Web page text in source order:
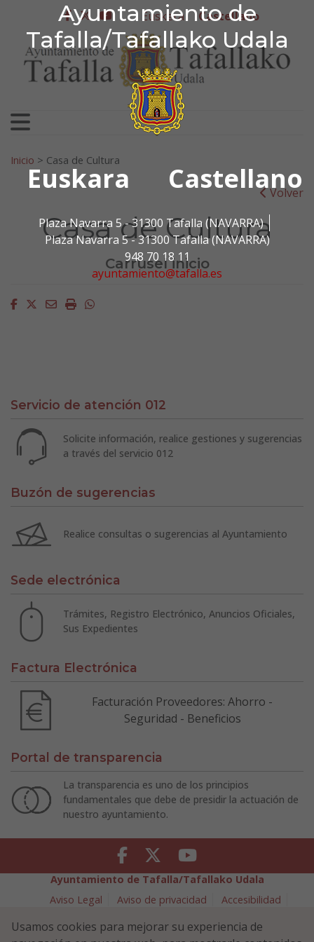
Ayuntamiento de
Tafalla/Tafallako Udala
Euskara Castellano
Plaza Navarra 5 - 31300 Tafalla (NAVARRA)
Plaza Navarra 5 - 31300 Tafalla (NAVARRA)
948 70 18 11
ayuntamiento@tafalla.es
Ir al contenido
Ayuntamiento de
facebook
twitter
youtube
Euskera Castellano
Search for:
Inicio > Casa de Cultura
Volver
Casa de Cultura
Carrusel inicio
Facebook
Twitter
EmailImprimirWhatsapp
Servicio de atención 012
Solicite información, realice gestiones y sugerencias
a través del servicio 012
Buzón de sugerencias
Realice consultas o sugerencias al Ayuntamiento
Sede electrónica
Trámites, Registro Electrónico, Anuncios Oficiales,
Sus Expedientes
Factura Electrónica
Facturación Proveedores: Ahorro -
Seguridad - Beneficios
Portal de transparencia
La transparencia es uno de los principios
fundamentales que debe de presidir la actuación de
nuestro ayuntamiento.
Facebook Twitter Youtube
Ayuntamiento de Tafalla/Tafallako Udala
Aviso Legal
Aviso de privacidad
Accesibilidad
Política de Seguridad de la Información
Usamos cookies para mejorar su experiencia de